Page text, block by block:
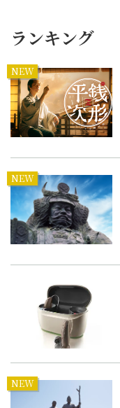
ランキング
NEW
NEW
NEW